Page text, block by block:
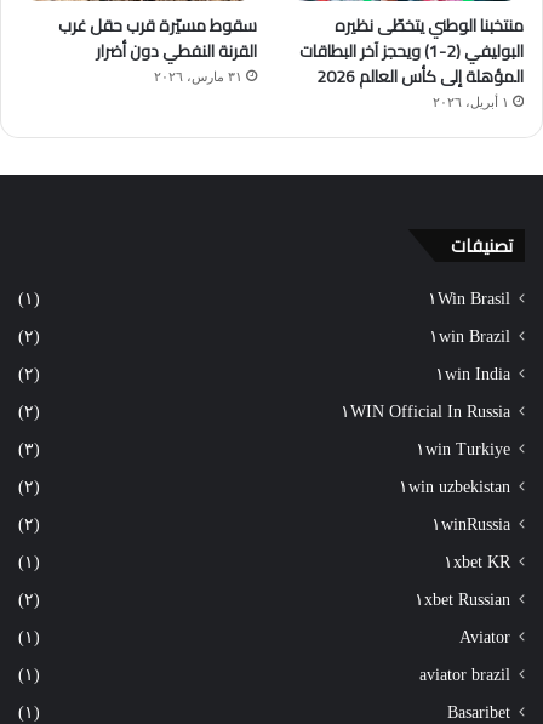
منتخبنا الوطني يتخطّى نظيره
البوليفي (2-1) ويحجز آخر البطاقات
المؤهلة إلى كأس العالم 2026
١ أبريل، ٢٠٢٦
سقوط مسيّرة قرب حقل غرب
القرنة النفطي دون أضرار
٣١ مارس، ٢٠٢٦
تصنيفات
١Win Brasil (١)
١win Brazil (٢)
١win India (٢)
١WIN Official In Russia (٢)
١win Turkiye (٣)
١win uzbekistan (٢)
١winRussia (٢)
١xbet KR (١)
١xbet Russian (٢)
Aviator (١)
aviator brazil (١)
Basaribet (١)